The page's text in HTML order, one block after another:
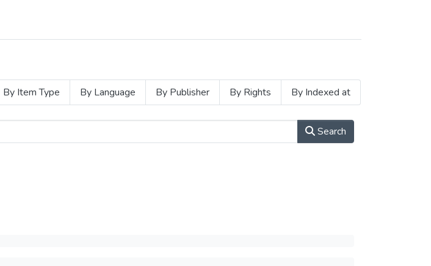
By Item Type By Language By Publisher By Rights By Indexed at
Search